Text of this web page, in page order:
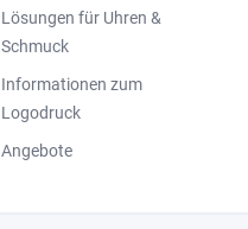
Lösungen für Uhren &
Schmuck
Informationen zum
Logodruck
Angebote